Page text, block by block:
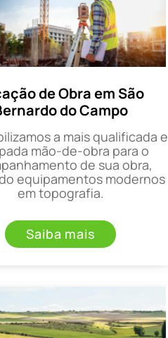
de Obra em São
do Campo
a mais qualificada e
mão-de-obra para o
de sua obra,
equipamentos modernos
em topografia.
Saiba mais